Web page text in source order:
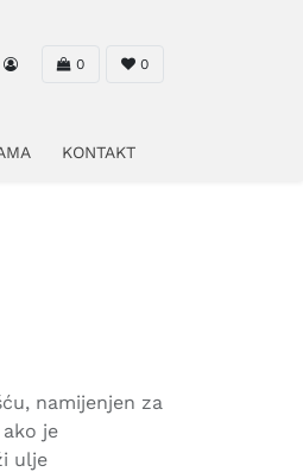
0 0
KONTAKT
namijenjen za
je
ulje